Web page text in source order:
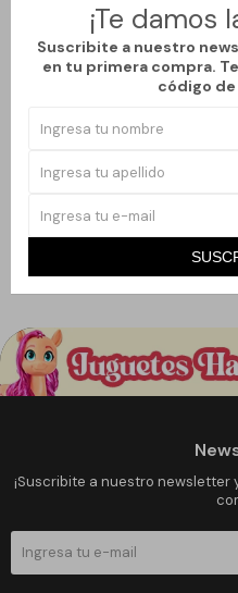
¡Te damos
Suscribite a nuestro
en tu primera compra.
código
LlegaHOY
LA JUNGLA
¡Suscribite a nuestro newsletter